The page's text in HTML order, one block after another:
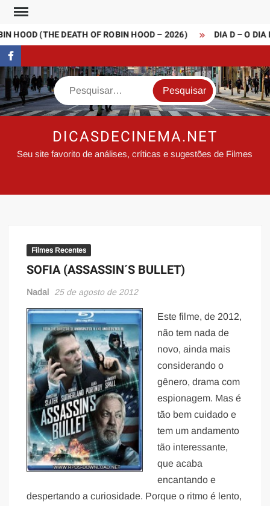
Skip
content
HOOD (THE DEATH OF ROBIN HOOD – 2026) DIA D – O DIA
FaceBook
Search
DICASDECINEMA.NET
Seu site favorito de análises, críticas e sugestões de Filmes
Filmes Recentes
SOFIA (ASSASSIN´S BULLET)
Nadal 25 de agosto de 2012
Este filme, de 2012,
não tem nada de
novo, ainda mais
considerando o
gênero, drama com
espionagem. Mas é
tão bem cuidado e
tem um andamento
tão interessante,
que acaba
encantando e
despertando a curiosidade. Porque o ritmo é lento,